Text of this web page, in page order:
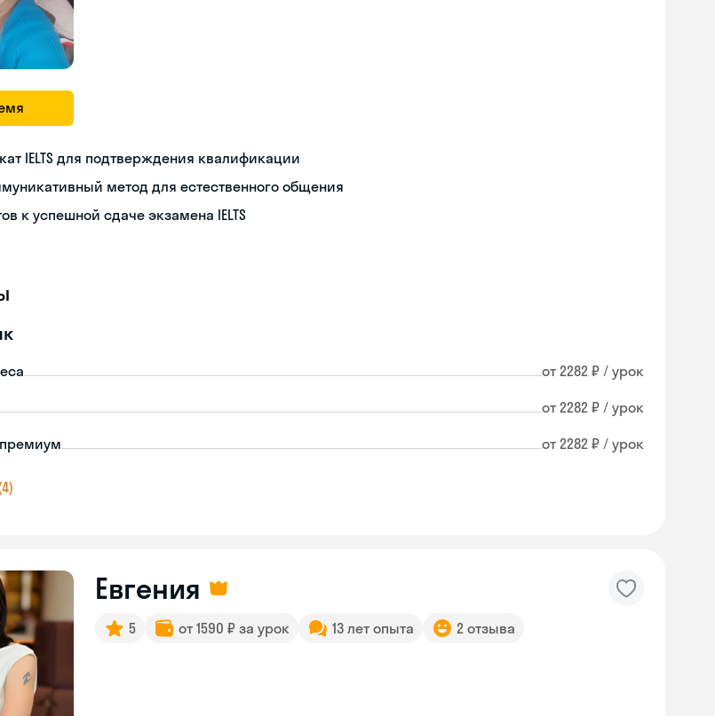
IELTS для подтверждения квалификации
метод для естественного общения
к успешной сдаче экзамена IELTS
от 2282 ₽ / урок
от 2282 ₽ / урок
от 2282 ₽ / урок
Евгения
5 от 1590 ₽ за урок 13 лет опыта 2 отзыва